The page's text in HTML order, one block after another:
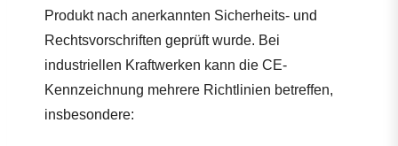
Produkt nach anerkannten Sicherheits- und
Rechtsvorschriften geprüft wurde. Bei
industriellen Kraftwerken kann die CE-
Kennzeichnung mehrere Richtlinien betreffen,
insbesondere: